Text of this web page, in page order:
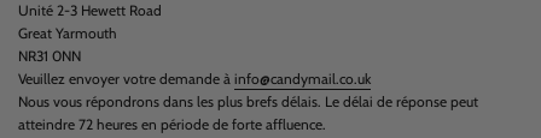
Unité 2-3 Hewett Road
Great Yarmouth
NR31 0NN
Veuillez envoyer votre demande à info@candymail.co.uk
Nous vous répondrons dans les plus brefs délais. Le délai de réponse peut
atteindre 72 heures en période de forte affluence.